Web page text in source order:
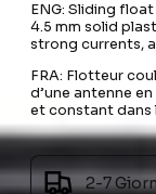
ENG: Sliding
4.5 mm solid
strong currents,
FRA: Flotteur
d’une antenne
et constant dans
2-7